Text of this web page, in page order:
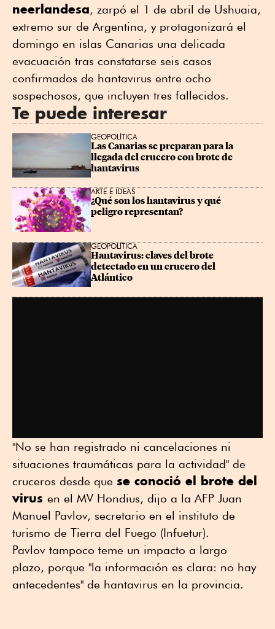
neerlandesa, zarpó el 1 de abril de Ushuaia,
extremo sur de Argentina, y protagonizará el
domingo en islas Canarias una delicada
evacuación tras constatarse seis casos
confirmados de hantavirus entre ocho
sospechosos, que incluyen tres fallecidos.
Te puede interesar
GEOPOLÍTICA
Las Canarias se preparan para la
llegada del crucero con brote de
hantavirus
ARTE E IDEAS
¿Qué son los hantavirus y qué
peligro representan?
GEOPOLÍTICA
Hantavirus: claves del brote
detectado en un crucero del
Atlántico
"No se han registrado ni cancelaciones ni
situaciones traumáticas para la actividad" de
cruceros desde que se conoció el brote del
virus en el MV Hondius, dijo a la AFP Juan
Manuel Pavlov, secretario en el instituto de
turismo de Tierra del Fuego (Infuetur).
Pavlov tampoco teme un impacto a largo
plazo, porque "la información es clara: no hay
antecedentes" de hantavirus en la provincia.